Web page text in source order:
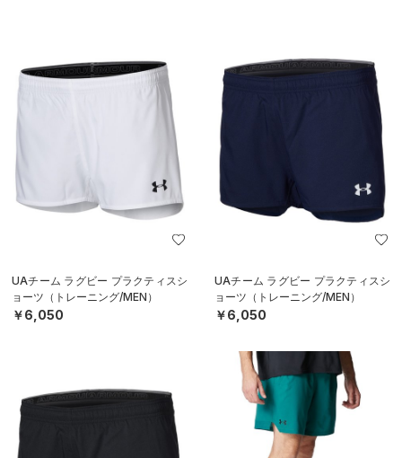
UAチーム ラグビー プラクティスシ
ョーツ（トレーニング/MEN）
￥6,050
UAチーム ラグビー プラクティスシ
ョーツ（トレーニング/MEN）
￥6,050